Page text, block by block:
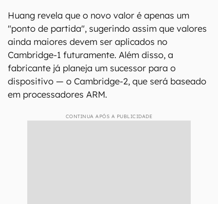
Huang revela que o novo valor é apenas um
"ponto de partida", sugerindo assim que valores
ainda maiores devem ser aplicados no
Cambridge-1 futuramente. Além disso, a
fabricante já planeja um sucessor para o
dispositivo — o Cambridge-2, que será baseado
em processadores ARM.
CONTINUA APÓS A PUBLICIDADE